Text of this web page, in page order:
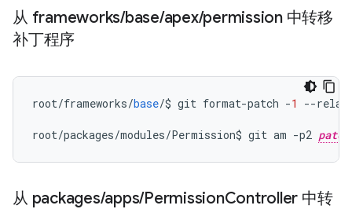
从 frameworks/base/apex/permission 中转移
补丁程序
root/frameworks/base/$ git format-patch -1 --
root/packages/modules/Permission$ git am -p2
从 packages/apps/PermissionController 中转